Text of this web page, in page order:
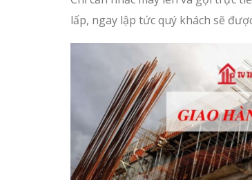
lấp, ngay lập tức quý khách sẽ